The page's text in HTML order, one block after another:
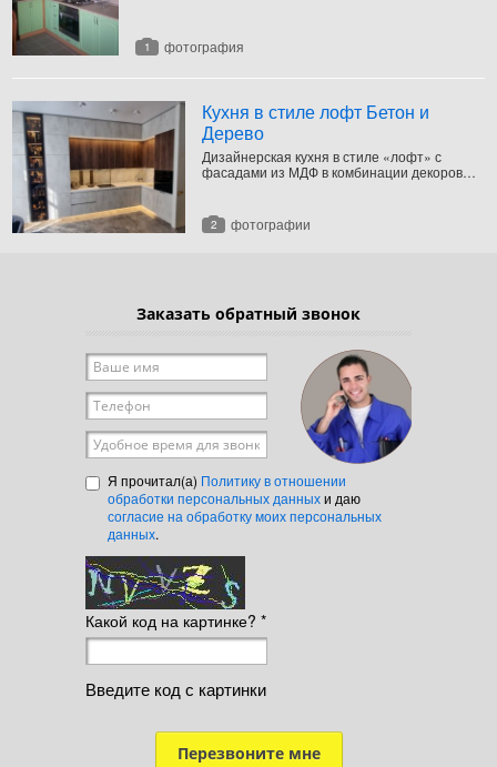
1 фотография
Кухня в стиле лофт Бетон и
Дерево
Дизайнерская кухня в стиле «лофт» с
фасадами из МДФ в комбинации декоров
верхних шкафов. Фасады гладкие без ручек.
2 фотографии
Заказать обратный звонок
Ваше имя
Телефон
Удобное время для звонка
Я прочитал(а) Политику в отношении
обработки персональных данныхи даю
согласие на обработку моих персональных
данных.
Какой код на картинке? *
Введите код с картинки